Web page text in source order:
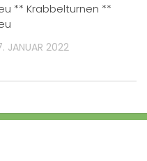
** Krabbelturnen **
JANUAR 2022